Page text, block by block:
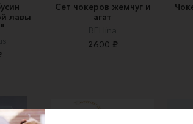
лавы
Сет чокеров жемчуг и
агат
BELlina
2600 ₽